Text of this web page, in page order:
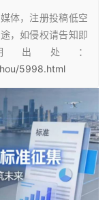
体，注册投稿低空
，如侵权请告知即
出处：
5998.html